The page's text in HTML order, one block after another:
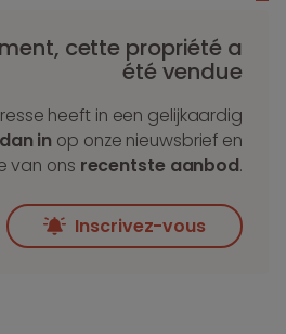
cette propriété a
été vendue
heeft in een gelijkaardig
in op onze nieuwsbrief en
van ons recentste aanbod.
Inscrivez-vous